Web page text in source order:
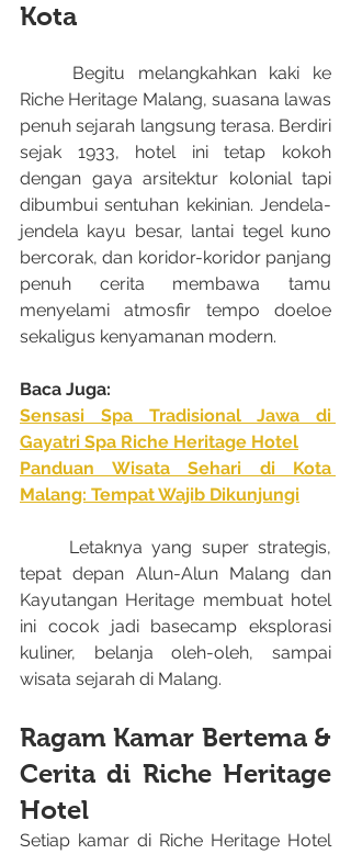
Kota
Riche Heritage Malang, suasana lawas
penuh sejarah langsung terasa. Berdiri
sejak 1933, hotel ini tetap kokoh
dengan gaya arsitektur kolonial tapi
dibumbui sentuhan kekinian. Jendela-
jendela kayu besar, lantai tegel kuno
bercorak, dan koridor-koridor panjang
penuh cerita membawa tamu
menyelami atmosfir tempo doeloe
sekaligus kenyamanan modern.
Baca Juga:
Sensasi Spa Tradisional Jawa di
Gayatri Spa Riche Heritage Hotel
Panduan Wisata Sehari di Kota
Malang: Tempat Wajib Dikunjungi
tepat depan Alun-Alun Malang dan
Kayutangan Heritage membuat hotel
ini cocok jadi basecamp eksplorasi
kuliner, belanja oleh-oleh, sampai
wisata sejarah di Malang.
Ragam Kamar Bertema &
Cerita di Riche Heritage
Hotel
Setiap kamar di Riche Heritage Hotel